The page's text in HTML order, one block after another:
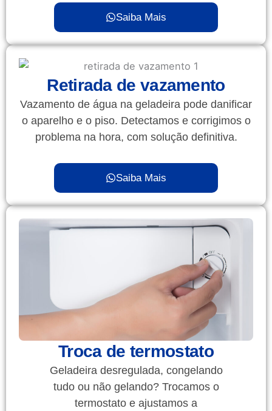
Saiba Mais
Retirada de vazamento
Vazamento de água na geladeira pode danificar
o aparelho e o piso. Detectamos e corrigimos o
problema na hora, com solução definitiva.
Saiba Mais
Troca de termostato
Geladeira desregulada, congelando
tudo ou não gelando? Trocamos o
termostato e ajustamos a